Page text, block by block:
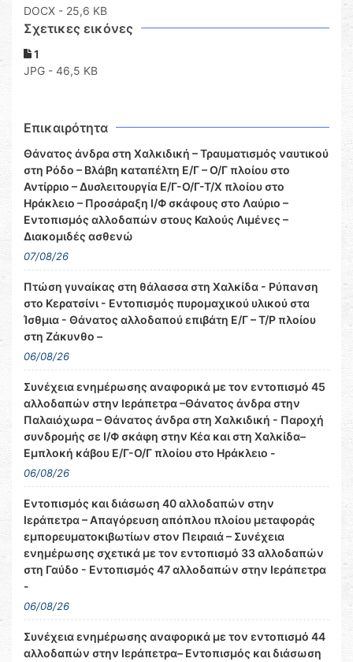
DOCX - 25,6 KB
Σχετικες εικόνες
1
JPG - 46,5 KB
Επικαιρότητα
Θάνατος άνδρα στη Χαλκιδική – Τραυματισμός ναυτικού
στη Ρόδο – Βλάβη καταπέλτη Ε/Γ – Ο/Γ πλοίου στο
Αντίρριο – Δυσλειτουργία Ε/Γ-Ο/Γ-Τ/Χ πλοίου στο
Ηράκλειο – Προσάραξη Ι/Φ σκάφους στο Λαύριο –
Εντοπισμός αλλοδαπών στους Καλούς Λιμένες –
Διακομιδές ασθενώ
07/08/26
Πτώση γυναίκας στη θάλασσα στη Χαλκίδα - Ρύπανση
στο Κερατσίνι - Εντοπισμός πυρομαχικού υλικού στα
Ίσθμια - Θάνατος αλλοδαπού επιβάτη Ε/Γ – Τ/Ρ πλοίου
στη Ζάκυνθο –
06/08/26
Συνέχεια ενημέρωσης αναφορικά με τον εντοπισμό 45
αλλοδαπών στην Ιεράπετρα –Θάνατος άνδρα στην
Παλαιόχωρα – Θάνατος άνδρα στη Χαλκιδική - Παροχή
συνδρομής σε Ι/Φ σκάφη στην Κέα και στη Χαλκίδα–
Εμπλοκή κάβου Ε/Γ-Ο/Γ πλοίου στο Ηράκλειο -
06/08/26
Εντοπισμός και διάσωση 40 αλλοδαπών στην
Ιεράπετρα – Απαγόρευση απόπλου πλοίου μεταφοράς
εμπορευματοκιβωτίων στον Πειραιά – Συνέχεια
ενημέρωσης σχετικά με τον εντοπισμό 33 αλλοδαπών
στη Γαύδο - Εντοπισμός 47 αλλοδαπών στην Ιεράπετρα
-
06/08/26
Συνέχεια ενημέρωσης αναφορικά με τον εντοπισμό 44
αλλοδαπών στην Ιεράπετρα– Εντοπισμός και διάσωση